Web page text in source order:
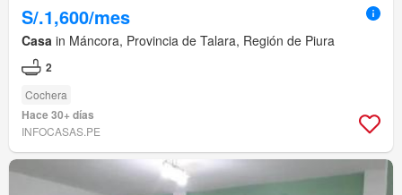
S/.1,600/mes
Casa in Máncora, Provincia de Talara, Región de Piura
2
Cochera
Hace 30+ días
INFOCASAS.PE